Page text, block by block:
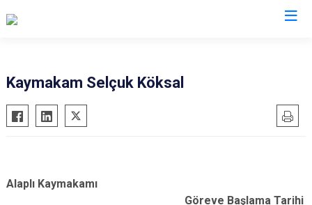
Kaymakam Selçuk Köksal
Alaplı Kaymakamı
Göreve Başlama Tarihi